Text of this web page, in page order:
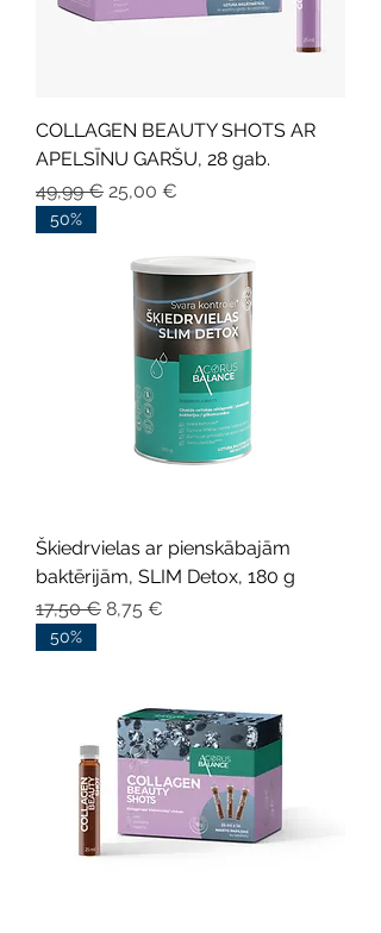
COLLAGEN BEAUTY SHOTS AR
APELSĪNU GARŠU, 28 gab.
Parastā cena
49,99 € Izpārdošanas cena
25,00 €
50%
Škiedrvielas ar pienskābajām
baktērijām, SLIM Detox, 180 g
Parastā cena
17,50 € Izpārdošanas cena
8,75 €
50%